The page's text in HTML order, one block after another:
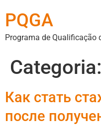
PQGA
Programa de Qualificação
Categoria:
Как стать
после